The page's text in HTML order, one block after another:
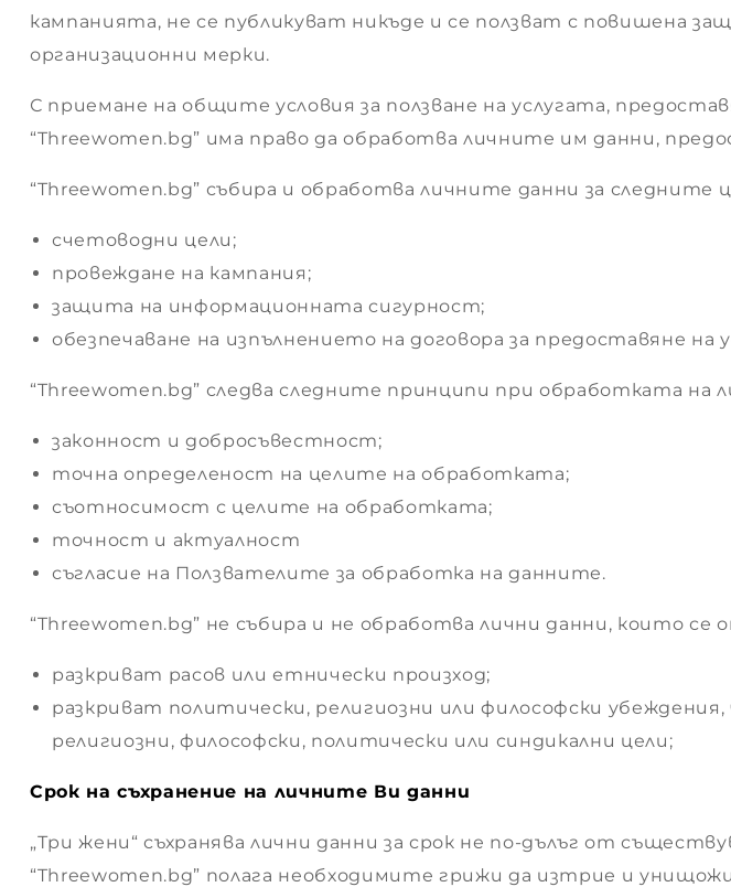
кампанията, не се публикуват никъде и се ползват с повишена
организационни мерки.
С приемане на общите условия за ползване на услугата,
“Threewomen.bg” има право да обработва личните им данни,
“Threewomen.bg” събира и обработва личните данни за следните
счетоводни цели;
провеждане на кампания;
защита на информационната сигурност;
обезпечаване на изпълнението на договора за предоставяне на
“Threewomen.bg” следва следните принципи при обработката на
законност и добросъвестност;
точна определеност на целите на обработката;
съотносимост с целите на обработката;
точност и актуалност
съгласие на Ползвателите за обработка на данните.
“Threewomen.bg” не събира и не обработва лични данни, които се
разкриват расов или етнически произход;
разкриват политически, религиозни или философски
религиозни, философски, политически или синдикални цели;
Срок на съхранение на личните Ви данни
„Три жени“ съхранява лични данни за срок не по-дълъг от
“Threewomen.bg” полага необходимите грижи да изтрие и